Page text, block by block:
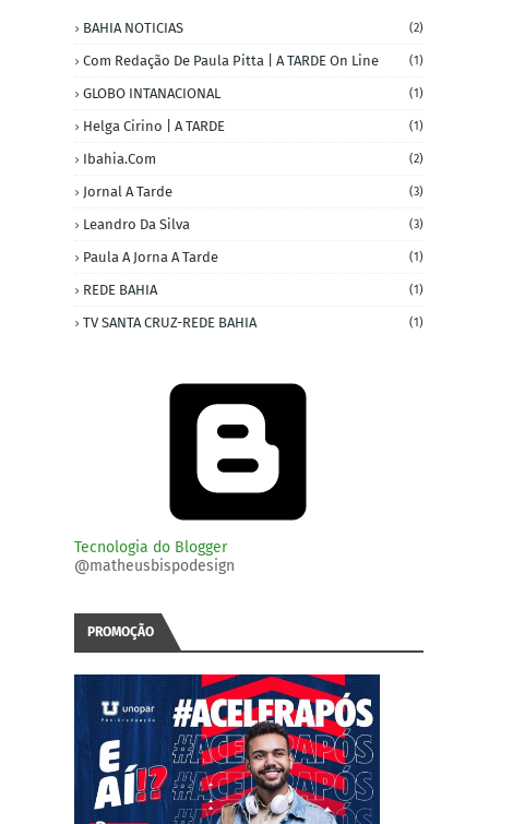
BAHIA NOTICIAS (2)
Com Redação De Paula Pitta | A TARDE On Line (1)
GLOBO INTANACIONAL (1)
Helga Cirino | A TARDE (1)
Ibahia.com (2)
Jornal A Tarde (3)
Leandro Da Silva (3)
Paula A Jorna A Tarde (1)
REDE BAHIA (1)
TV SANTA CRUZ-REDE BAHIA (1)
Tecnologia do Blogger
@matheusbispodesign
PROMOÇÃO